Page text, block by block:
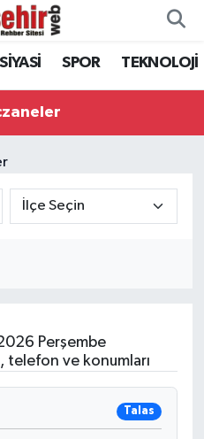
SİYASİ SPOR TEKNOLOJİ
Perşembe
telefon ve konumları
Talas
ve Fikstür